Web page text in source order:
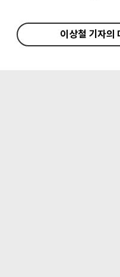
이상철 기자의